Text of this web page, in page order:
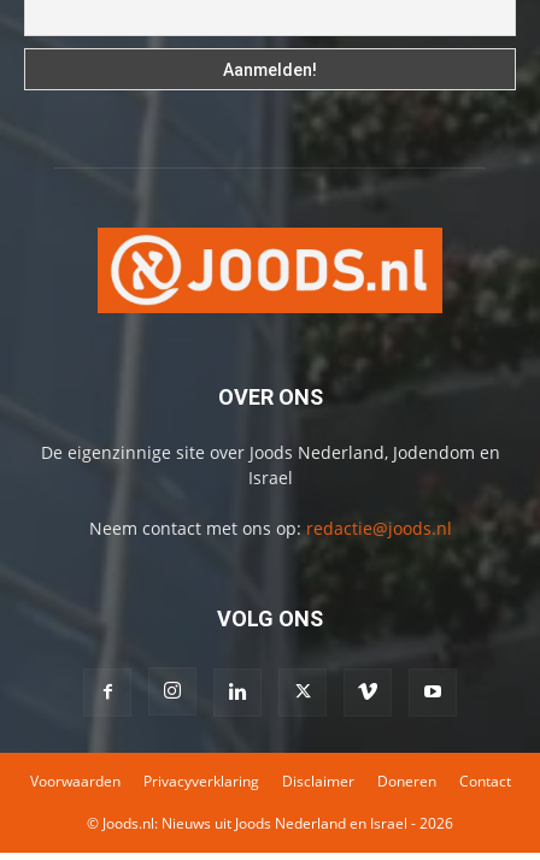
OVER ONS
De eigenzinnige site over Joods Nederland, Jodendom en
Israel
Neem contact met ons op: redactie@joods.nl
VOLG ONS
Voorwaarden Privacyverklaring Disclaimer Doneren Contact
© Joods.nl: Nieuws uit Joods Nederland en Israel - 2026